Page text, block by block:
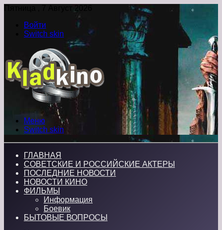
Пятница , 7 Август 2026
Войти
Switch skin
Меню
Switch skin
ГЛАВНАЯ
СОВЕТСКИЕ И РОССИЙСКИЕ АКТЕРЫ
ПОСЛЕДНИЕ НОВОСТИ
НОВОСТИ КИНО
ФИЛЬМЫ
Информация
Боевик
БЫТОВЫЕ ВОПРОСЫ